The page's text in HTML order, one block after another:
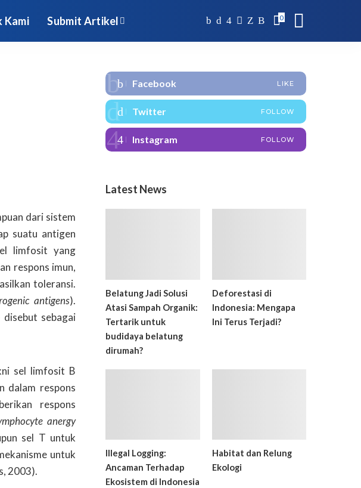
Kami Submit Artikel 0
dari sistem
suatu antigen
limfosit yang
respons imun,
toleransi.
antigens).
disebut sebagai
sel limfosit B
dalam respons
respons
anergy
sel T untuk
untuk
2003).
Facebook LIKE
Twitter FOLLOW
Instagram FOLLOW
Latest News
Belatung Jadi Solusi
Atasi Sampah Organik:
Tertarik untuk
budidaya belatung
dirumah?
Deforestasi di
Indonesia: Mengapa
Ini Terus Terjadi?
Illegal Logging:
Ancaman Terhadap
Ekosistem di Indonesia
Habitat dan Relung
Ekologi